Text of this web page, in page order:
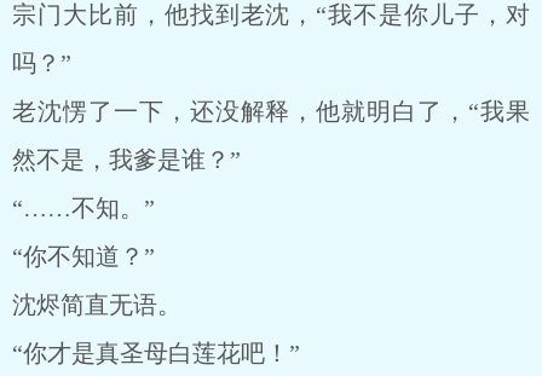
宗门大比前，他找到老沈，“我不是你儿子，对
吗？”
老沈愣了一下，还没解释，他就明白了，“我果
然不是，我爹是谁？”
“……不知。”
“你不知道？”
沈烬简直无语。
“你才是真圣母白莲花吧！”